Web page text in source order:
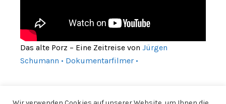
Das alte Porz – Eine Zeitreise von Jürgen
Schumann • Dokumentarfilmer •